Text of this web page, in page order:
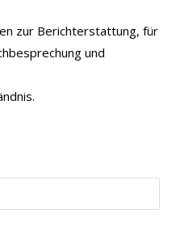
zur Berichterstattung, für
und